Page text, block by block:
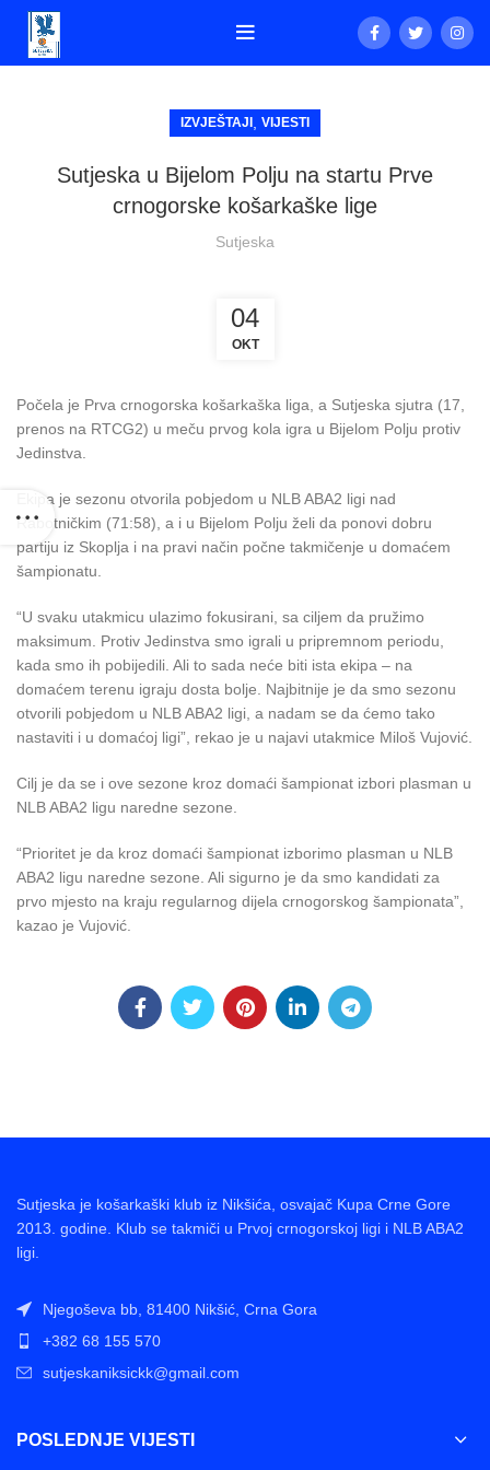
IZVJEŠTAJI VIJESTI
Sutjeska u Bijelom Polju na startu Prve
crnogorske košarkaške lige
Sutjeska
04
OKT
Počela je Prva crnogorska košarkaška liga, a Sutjeska sjutra (17,
prenos na RTCG2) u meču prvog kola igra u Bijelom Polju protiv
Jedinstva.
Ekipa je sezonu otvorila pobjedom u NLB ABA2 ligi nad
Rabotničkim (71:58), a i u Bijelom Polju želi da ponovi dobru
partiju iz Skoplja i na pravi način počne takmičenje u domaćem
šampionatu.
“U svaku utakmicu ulazimo fokusirani, sa ciljem da pružimo
maksimum. Protiv Jedinstva smo igrali u pripremnom periodu,
kada smo ih pobijedili. Ali to sada neće biti ista ekipa – na
domaćem terenu igraju dosta bolje. Najbitnije je da smo sezonu
otvorili pobjedom u NLB ABA2 ligi, a nadam se da ćemo tako
nastaviti i u domaćoj ligi”, rekao je u najavi utakmice Miloš Vujović.
Cilj je da se i ove sezone kroz domaći šampionat izbori plasman u
NLB ABA2 ligu naredne sezone.
“Prioritet je da kroz domaći šampionat izborimo plasman u NLB
ABA2 ligu naredne sezone. Ali sigurno je da smo kandidati za
prvo mjesto na kraju regularnog dijela crnogorskog šampionata”,
kazao je Vujović.
Sutjeska je košarkaški klub iz Nikšića, osvajač Kupa Crne Gore
2013. godine. Klub se takmiči u Prvoj crnogorskoj ligi i NLB ABA2
ligi.
Njegoševa bb, 81400 Nikšić, Crna Gora
+382 68 155 570
sutjeskaniksickk@gmail.com
POSLEDNJE VIJESTI